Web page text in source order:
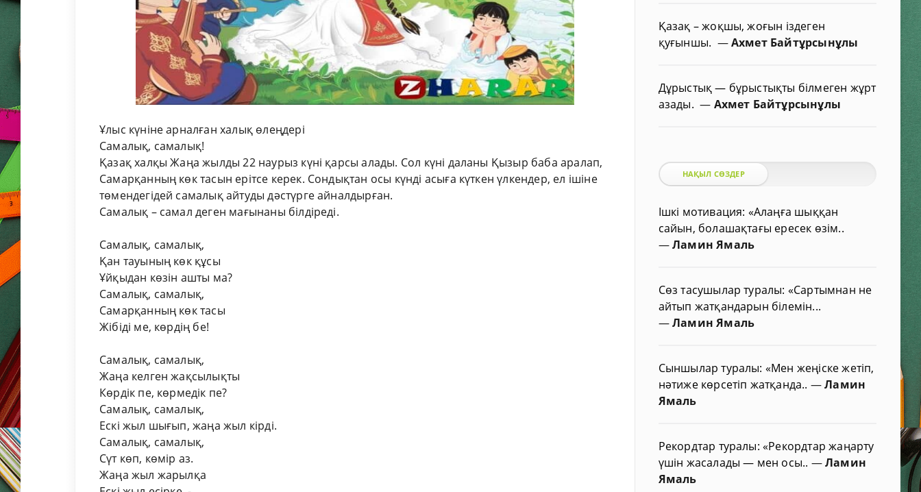
Ұлыс күніне арналған халық өлеңдері
Самалық, самалық!
Қазақ халқы Жаңа жылды 22 наурыз күні қарсы алады. Сол күні даланы Қызыр баба аралап,
Самарқанның көк тасын ерітсе керек. Сондықтан осы күнді асыға күткен үлкендер, ел ішіне
төмендегідей самалық айтуды дәстүрге айналдырған.
Самалық – самал деген мағынаны білдіреді.
Самалық, самалық,
Қан тауының көк құсы
Ұйқыдан көзін ашты ма?
Самалық, самалық,
Самарқанның көк тасы
Жібіді ме, көрдің бе!
Самалық, самалық,
Жаңа келген жақсылықты
Көрдік пе, көрмедік пе?
Самалық, самалық,
Ескі жыл шығып, жаңа жыл кірді.
Самалық, самалық,
Сүт көп, көмір аз.
Жаңа жыл жарылқа
Қазақ – жоқшы, жоғын іздеген
қуғыншы. —Ахмет Байтұрсынұлы
Дұрыстық — бұрыстықты білмеген жұрт
азады.— Ахмет Байтұрсынұлы
НАҚЫЛ СӨЗДЕР
Ішкі мотивация: «Алаңға шыққан
сайын, болашақтағы ересек өзім..
—Ламин Ямаль
Сөз тасушылар туралы: «Сартымнан не
айтып жатқандарын білемін...
—Ламин Ямаль
Сыншылар туралы: «Мен жеңіске жетіп,
нәтиже көрсетіп жатқанда.. —Ламин
Ямаль
Рекордтар туралы: «Рекордтар жаңарту
үшін жасалады — мен осы.. —Ламин
Ямаль